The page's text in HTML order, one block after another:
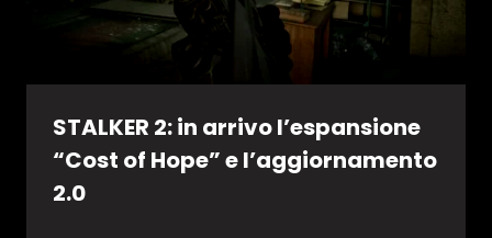
STALKER 2: in arrivo l’espansione
“Cost of Hope” e l’aggiornamento
2.0